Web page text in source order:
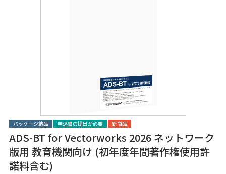
パッケージ納品 申込書の提出が必要 新商品
ADS-BT for Vectorworks 2026 ネットワーク
版用 教育機関向け (初年度年間著作権使用許
諾料含む)